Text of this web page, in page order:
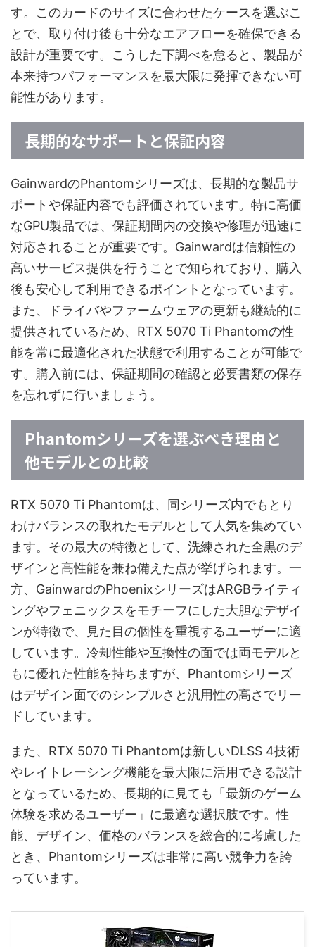
す。このカードのサイズに合わせたケースを選ぶこ
とで、取り付け後も十分なエアフローを確保できる
設計が重要です。こうした下調べを怠ると、製品が
本来持つパフォーマンスを最大限に発揮できない可
能性があります。
長期的なサポートと保証内容
GainwardのPhantomシリーズは、長期的な製品サ
ポートや保証内容でも評価されています。特に高価
なGPU製品では、保証期間内の交換や修理が迅速に
対応されることが重要です。Gainwardは信頼性の
高いサービス提供を行うことで知られており、購入
後も安心して利用できるポイントとなっています。
また、ドライバやファームウェアの更新も継続的に
提供されているため、RTX 5070 Ti Phantomの性
能を常に最適化された状態で利用することが可能で
す。購入前には、保証期間の確認と必要書類の保存
を忘れずに行いましょう。
Phantomシリーズを選ぶべき理由と
他モデルとの比較
RTX 5070 Ti Phantomは、同シリーズ内でもとり
わけバランスの取れたモデルとして人気を集めてい
ます。その最大の特徴として、洗練された全黒のデ
ザインと高性能を兼ね備えた点が挙げられます。一
方、GainwardのPhoenixシリーズはARGBライティ
ングやフェニックスをモチーフにした大胆なデザイ
ンが特徴で、見た目の個性を重視するユーザーに適
しています。冷却性能や互換性の面では両モデルと
もに優れた性能を持ちますが、Phantomシリーズ
はデザイン面でのシンプルさと汎用性の高さでリー
ドしています。
また、RTX 5070 Ti Phantomは新しいDLSS 4技術
やレイトレーシング機能を最大限に活用できる設計
となっているため、長期的に見ても「最新のゲーム
体験を求めるユーザー」に最適な選択肢です。性
能、デザイン、価格のバランスを総合的に考慮した
とき、Phantomシリーズは非常に高い競争力を誇
っています。